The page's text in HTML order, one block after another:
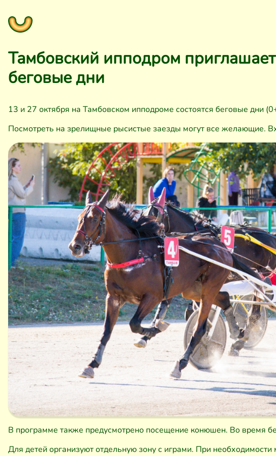
Тамбовский ипподром
беговые дни
13 и 27 октября на Тамбовском ипподроме состоятся беговые дни
Посмотреть на зрелищные рысистые заезды могут все желающие.
В программе также предусмотрено посещение конюшен. Во время
Для детей организуют отдельную зону с играми. При необходимости